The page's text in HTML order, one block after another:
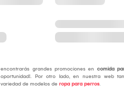
encontrarás grandes promociones en comida
oportunidad!. Por otro lado, en nuestra web
variedad de modelos deropa para perros.